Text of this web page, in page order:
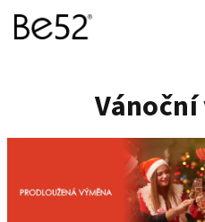
obsah